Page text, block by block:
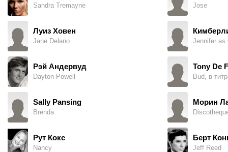
Sandra Tremayne
Луиз Ховен
Jane Delano
Рэй Андервуд
Dayton Powell
Sally Pansing
Brenda
Рут Кокс
Nancy
Jose
Jennifer as
Tony De
Bud, в
Морин
Берт
Jeff Reed